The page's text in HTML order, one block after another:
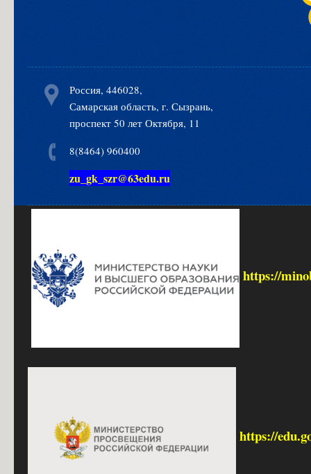
Россия, 446028,
Самарская область, г. Сызрань,
проспект 50 лет Октября, 11
8(8464) 960400
zu_gk_szr@63edu.ru
https://
https://